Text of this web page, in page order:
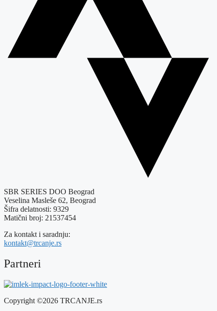
SBR SERIES DOO Beograd
Veselina Masleše 62, Beograd
Šifra delatnosti: 9329
Matični broj: 21537454
Za kontakt i saradnju:
kontakt@trcanje.rs
Partneri
Copyright ©2026 TRCANJE.rs